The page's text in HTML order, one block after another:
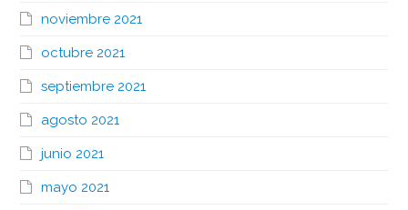
noviembre 2021
octubre 2021
septiembre 2021
agosto 2021
junio 2021
mayo 2021